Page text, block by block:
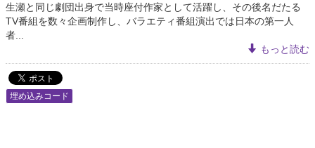
生瀬と同じ劇団出身で当時座付作家として活躍し、その後名だたる
TV番組を数々企画制作し、バラエティ番組演出では日本の第一人
者...
もっと読む
埋め込みコード